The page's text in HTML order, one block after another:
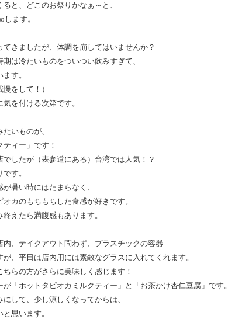
と、どこのお祭りかなぁ～と、
します。
てきましたが、体調を崩してはいませんか？
は冷たいものをついつい飲みすぎて、
す。
をして！）
を付ける次第です。
いものが、
ィー」です！
でしたが（表参道にある）台湾では人気！？
す。
暑い時にはたまらなく、
カのもちもちした食感が好きです。
えたら満腹感もあります。
、テイクアウト問わず、プラスチックの容器
が、平日は店内用には素敵なグラスに入れてくれます。
らの方がさらに美味しく感じます！
「ホットタピオカミルクティー」と「お茶かけ杏仁豆腐」です。
して、少し涼しくなってからは、
思います。